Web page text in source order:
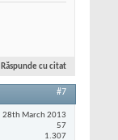
Răspunde cu citat
#7
28th March 2013
57
1.307